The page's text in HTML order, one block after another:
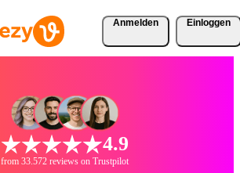
Anmelden Einloggen
4.9
from 33.572 reviews on Trustpilot